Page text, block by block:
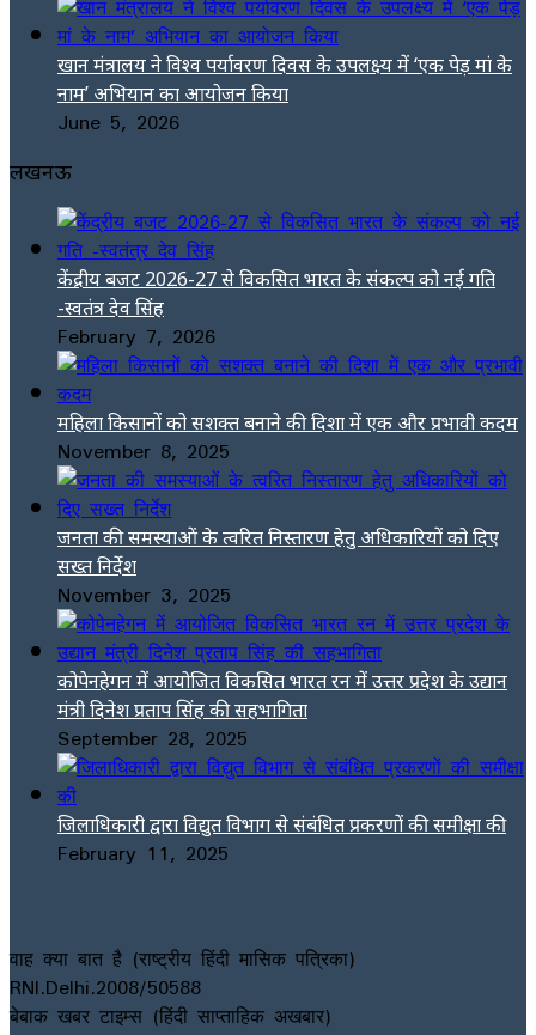
खान मंत्रालय ने विश्व पर्यावरण दिवस के उपलक्ष्य में ‘एक पेड़ मां के
नाम’ अभियान का आयोजन किया
June 5, 2026
लखनऊ
केंद्रीय बजट 2026-27 से विकसित भारत के संकल्प को नई गति
-स्वतंत्र देव सिंह
February 7, 2026
महिला किसानों को सशक्त बनाने की दिशा में एक और प्रभावी कदम
November 8, 2025
जनता की समस्याओं के त्वरित निस्तारण हेतु अधिकारियों को दिए
सख्त निर्देश
November 3, 2025
कोपेनहेगन में आयोजित विकसित भारत रन में उत्तर प्रदेश के उद्यान
मंत्री दिनेश प्रताप सिंह की सहभागिता
September 28, 2025
जिलाधिकारी द्वारा विद्युत विभाग से संबंधित प्रकरणों की समीक्षा की
February 11, 2025
वाह क्या बात है (राष्ट्रीय हिंदी मासिक पत्रिका)
RNI.Delhi.2008/50588
बेबाक खबर टाइम्स (हिंदी साप्ताहिक अखबार)